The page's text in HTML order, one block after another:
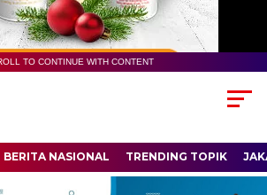
TO CONTINUE WITH CONTENT
BERITA NASIONAL TRENDING TOPIK